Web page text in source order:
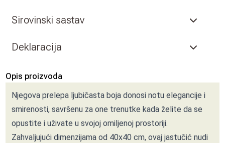
Sirovinski sastav
Deklaracija
Opis proizvoda
Njegova prelepa ljubičasta boja donosi notu elegancije i
smirenosti, savršenu za one trenutke kada želite da se
opustite i uživate u svojoj omiljenoj prostoriji.
Zahvaljujući dimenzijama od 40x40 cm, ovaj jastučić nudi